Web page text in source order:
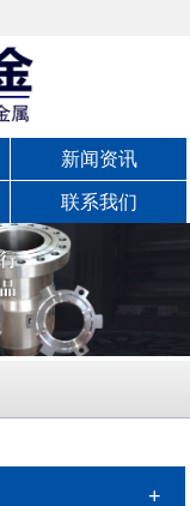
新闻资讯
联系我们